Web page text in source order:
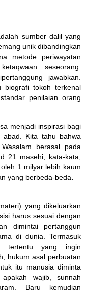
sumber dalil yang
unik dibandingkan
metode periwayatan
seseorang.
jawabkan.
biografi tokoh terkenal
penilaian orang
menjadi inspirasi bagi
abad. Kita tahu bahwa
berasal pada
21 masehi, kata-kata,
1 milyar lebih kaum
yang berbeda-beda.
yang dikeluarkan
harus sesuai dengan
dimintai pertanggun
di dunia. Termasuk
tertentu yang ingin
hukum asal perbuatan
itu manusia diminta
wajib, sunnah
Baru kemudian